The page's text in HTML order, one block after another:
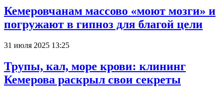
Кемеровчанам массово «моют мозги» и
погружают в гипноз для благой цели
31 июля 2025 13:25
Трупы, кал, море крови: клининг
Кемерова раскрыл свои секреты